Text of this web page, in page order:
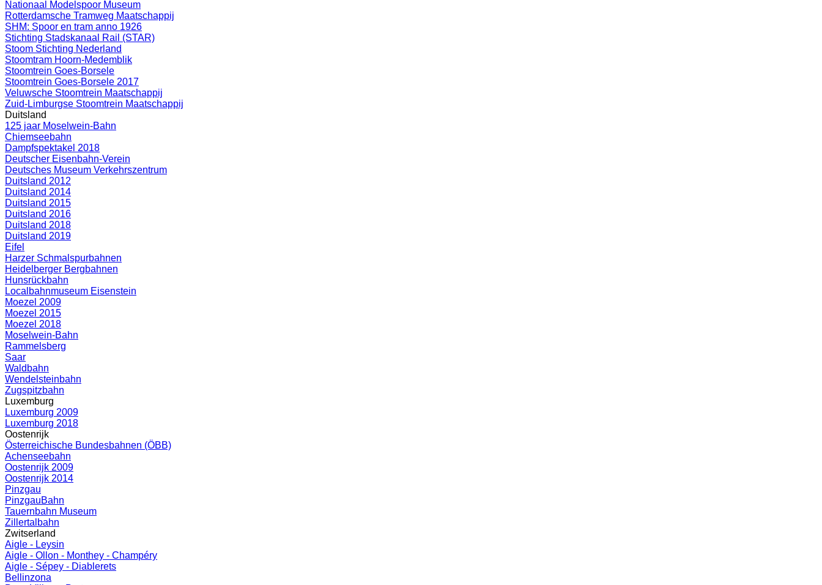
Nationaal Modelspoor Museum
Rotterdamsche Tramweg Maatschappij
SHM: Spoor en tram anno 1926
Stichting Stadskanaal Rail (STAR)
Stoom Stichting Nederland
Stoomtram Hoorn-Medemblik
Stoomtrein Goes-Borsele
Stoomtrein Goes-Borsele 2017
Veluwsche Stoomtrein Maatschappij
Zuid-Limburgse Stoomtrein Maatschappij
Duitsland
125 jaar Moselwein-Bahn
Chiemseebahn
Dampfspektakel 2018
Deutscher Eisenbahn-Verein
Deutsches Museum Verkehrszentrum
Duitsland 2012
Duitsland 2014
Duitsland 2015
Duitsland 2016
Duitsland 2018
Duitsland 2019
Eifel
Harzer Schmalspurbahnen
Heidelberger Bergbahnen
Hunsrückbahn
Localbahnmuseum Eisenstein
Moezel 2009
Moezel 2015
Moezel 2018
Moselwein-Bahn
Rammelsberg
Saar
Waldbahn
Wendelsteinbahn
Zugspitzbahn
Luxemburg
Luxemburg 2009
Luxemburg 2018
Oostenrijk
Österreichische Bundesbahnen (ÖBB)
Achenseebahn
Oostenrijk 2009
Oostenrijk 2014
Pinzgau
PinzgauBahn
Tauernbahn Museum
Zillertalbahn
Zwitserland
Aigle - Leysin
Aigle - Ollon - Monthey - Champéry
Aigle - Sépey - Diablerets
Bellinzona